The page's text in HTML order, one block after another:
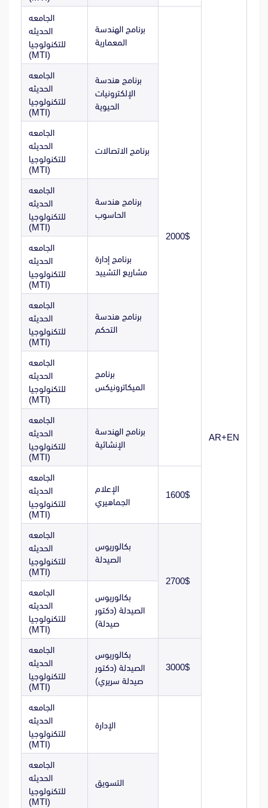
AR+EN
الجامعه
الحديثه
للتكنولوجيا
(MTI)
برنامج الهندسة
المعمارية
2000$
الجامعه
الحديثه
للتكنولوجيا
(MTI)
برنامج هندسة
الإلكترونيات
الحيوية
الجامعه
الحديثه
للتكنولوجيا
(MTI)
برنامج الاتصالات
الجامعه
الحديثه
للتكنولوجيا
(MTI)
برنامج هندسة
الحاسوب
الجامعه
الحديثه
للتكنولوجيا
(MTI)
برنامج إدارة
مشاريع التشييد
الجامعه
الحديثه
للتكنولوجيا
(MTI)
برنامج هندسة
التحكم
الجامعه
الحديثه
للتكنولوجيا
(MTI)
برنامج
الميكاترونيكس
الجامعه
الحديثه
للتكنولوجيا
(MTI)
برنامج الهندسة
الإنشائية
الجامعه
الحديثه
للتكنولوجيا
(MTI)
الإعلام
الجماهيري
1600$
الجامعه
الحديثه
للتكنولوجيا
(MTI)
بكالوريوس
الصيدلة
2700$
الجامعه
الحديثه
للتكنولوجيا
(MTI)
بكالوريوس
الصيدلة (دكتور
صيدلة)
الجامعه
الحديثه
للتكنولوجيا
(MTI)
بكالوريوس
الصيدلة (دكتور
صيدلة سريري)
3000$
الجامعه
الحديثه
للتكنولوجيا
(MTI)
الإدارة
الجامعه
الحديثه
للتكنولوجيا
(MTI)
التسويق